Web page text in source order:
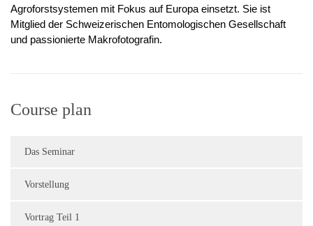
Agroforstsystemen mit Fokus auf Europa einsetzt. Sie ist
Mitglied der Schweizerischen Entomologischen Gesellschaft
und passionierte Makrofotografin.
Course plan
Das Seminar
Vorstellung
Vortrag Teil 1